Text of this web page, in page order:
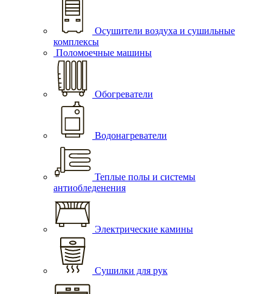
Осушители воздуха и сушильные
комплексы
Поломоечные машины
Обогреватели
Водонагреватели
Теплые полы и системы
антиобледенения
Электрические камины
Сушилки для рук